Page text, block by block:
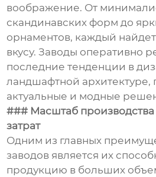
воображение. От
скандинавских форм до
орнаментов, каждый
вкусу. Заводы оперативно
последние тенденции в
ландшафтной архитектуре,
актуальные и модные
### Масштаб
затрат
Одним из главных
заводов является их
продукцию в больших